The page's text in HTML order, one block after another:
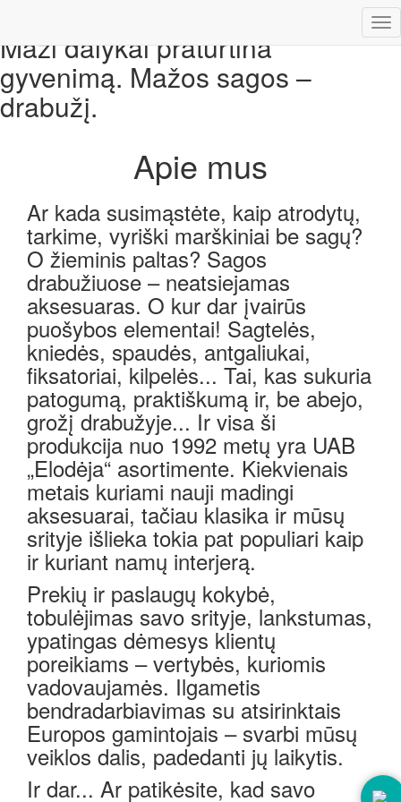
Maži dalykai praturtina
gyvenimą. Mažos sagos –
drabužį.
Apie mus
Ar kada susimąstėte, kaip atrodytų,
tarkime, vyriški marškiniai be sagų?
O žieminis paltas? Sagos
drabužiuose – neatsiejamas
aksesuaras. O kur dar įvairūs
puošybos elementai! Sagtelės,
kniedės, spaudės, antgaliukai,
fiksatoriai, kilpelės... Tai, kas sukuria
patogumą, praktiškumą ir, be abejo,
grožį drabužyje... Ir visa ši
produkcija nuo 1992 metų yra UAB
„Elodėja“ asortimente. Kiekvienais
metais kuriami nauji madingi
aksesuarai, tačiau klasika ir mūsų
srityje išlieka tokia pat populiari kaip
ir kuriant namų interjerą.
Prekių ir paslaugų kokybė,
tobulėjimas savo srityje, lankstumas,
ypatingas dėmesys klientų
poreikiams – vertybės, kuriomis
vadovaujamės. Ilgametis
bendradarbiavimas su atsirinktais
Europos gamintojais – svarbi mūsų
veiklos dalis, padedanti jų laikytis.
Ir dar... Ar patikėsite, kad savo